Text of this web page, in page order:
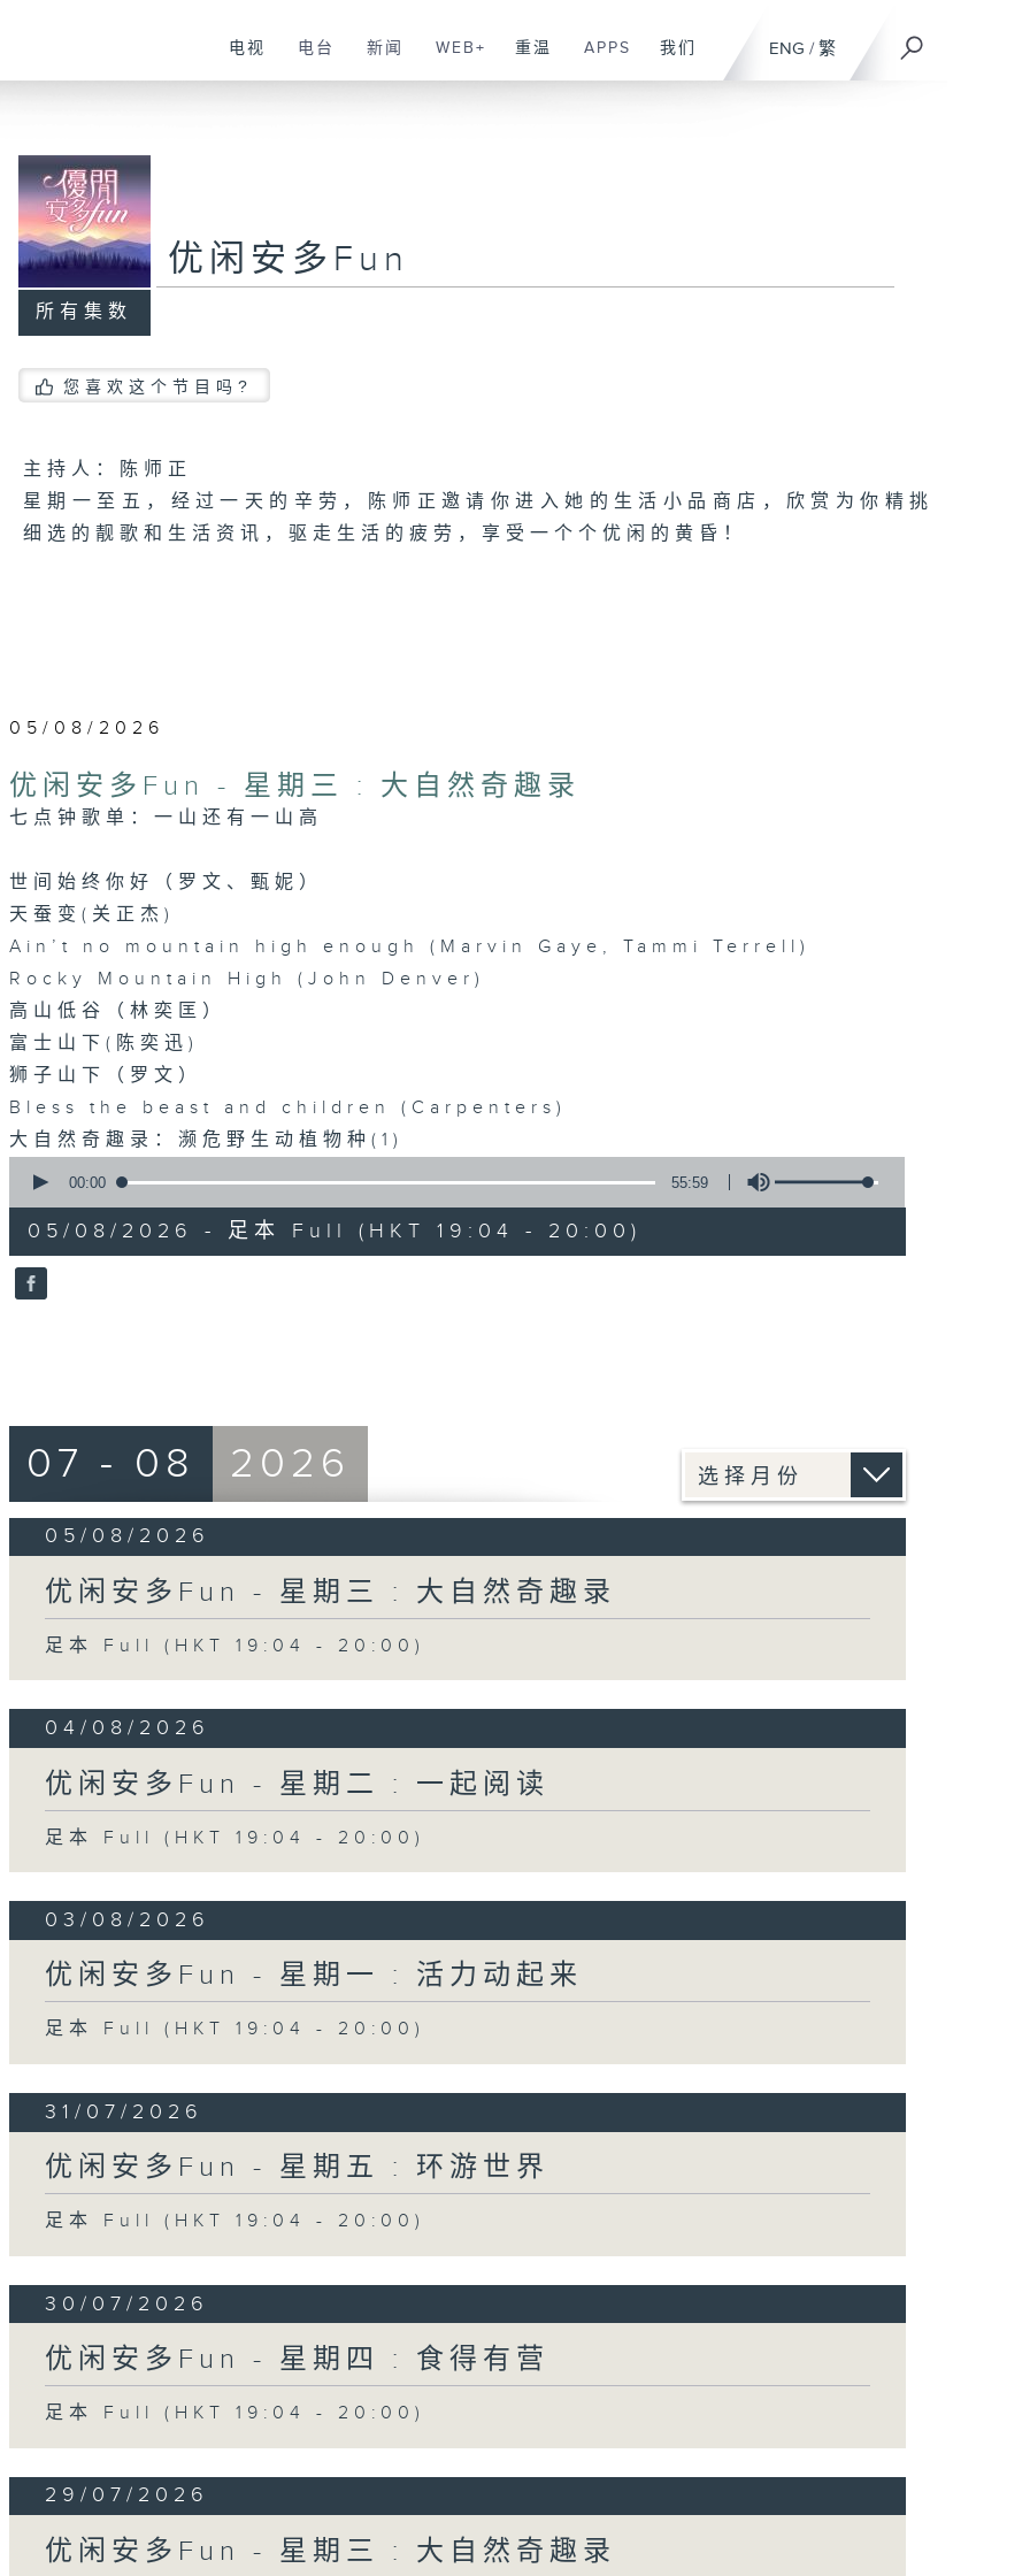
ENG / 繁
电视 电台 新闻 WEB+ 重温 APPS 我们
所有集数
优闲安多Fun
您喜欢这个节目吗?
主持人：陈师正
星期一至五，经过一天的辛劳，陈师正邀请你进入她的生活小品商店，欣赏为你精挑
细选的靓歌和生活资讯，驱走生活的疲劳，享受一个个优闲的黄昏！
05/08/2026
优闲安多Fun - 星期三 : 大自然奇趣录
七点钟歌单：一山还有一山高
世间始终你好（罗文、甄妮）
天蚕变(关正杰)
Ain’t no mountain high enough (Marvin Gaye, Tammi Terrell)
Rocky Mountain High (John Denver)
高山低谷（林奕匡）
富士山下(陈奕迅)
狮子山下（罗文）
Bless the beast and children (Carpenters)
大自然奇趣录：濒危野生动植物种(1)
seconds
55
minutes,
59
seconds
90%
00:00 55:59
05/08/2026 - 足本 Full (HKT 19:04 - 20:00)
07 - 08 2026
05/08/2026
优闲安多Fun - 星期三 : 大自然奇趣录
足本 Full (HKT 19:04 - 20:00)
04/08/2026
优闲安多Fun - 星期二 : 一起阅读
足本 Full (HKT 19:04 - 20:00)
03/08/2026
优闲安多Fun - 星期一 : 活力动起来
足本 Full (HKT 19:04 - 20:00)
31/07/2026
优闲安多Fun - 星期五 : 环游世界
足本 Full (HKT 19:04 - 20:00)
30/07/2026
优闲安多Fun - 星期四 : 食得有营
足本 Full (HKT 19:04 - 20:00)
29/07/2026
优闲安多Fun - 星期三 : 大自然奇趣录